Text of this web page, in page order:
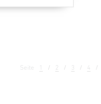
Seite 1 2 3 4